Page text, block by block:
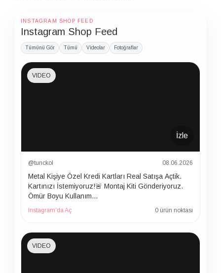
INSTAGRAM SHOP FEED
Instagram Shop Feed
Tümünü Gör Tümü Videolar Fotoğraflar
İzle
VIDEO
@tunckol 08.06.2026
Metal Kişiye Özel Kredi Kartları Real Satışa Açtik.
Kartınızı İstemiyoruz!🚨 Montaj Kiti Gönderiyoruz.
Ömür Boyu Kullanım…
Instagram’da Aç 0 ürün noktası
VIDEO